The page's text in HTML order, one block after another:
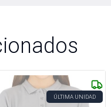
ÚLTIMA UNIDAD